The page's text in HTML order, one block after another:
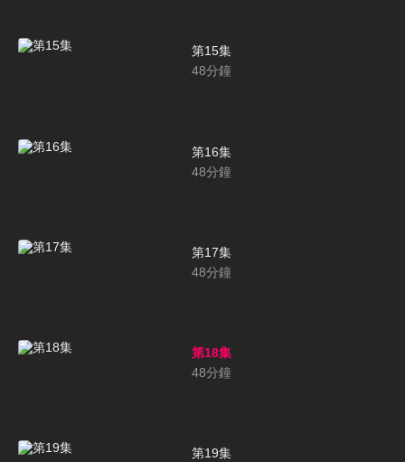
第15集
48分鐘
第16集
48分鐘
第17集
48分鐘
第18集
48分鐘
第19集